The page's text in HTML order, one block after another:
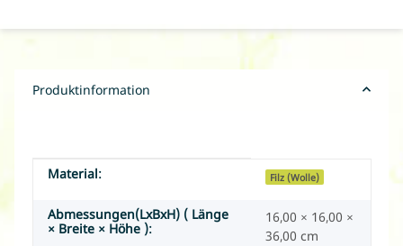
Produktinformation
Produkteigenschaft
Wert
Material: Filz (Wolle)
Abmessungen(LxBxH) ( Länge
× Breite × Höhe ):
16,00 × 16,00 ×
36,00 cm